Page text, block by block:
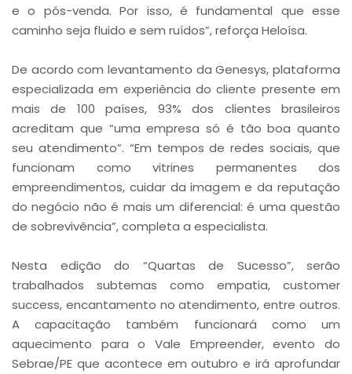
e o pós-venda. Por isso, é fundamental que esse
caminho seja fluido e sem ruídos”, reforça Heloísa.
De acordo com levantamento da Genesys, plataforma
especializada em experiência do cliente presente em
mais de 100 países, 93% dos clientes brasileiros
acreditam que “uma empresa só é tão boa quanto
seu atendimento”. “Em tempos de redes sociais, que
funcionam como vitrines permanentes dos
empreendimentos, cuidar da imagem e da reputação
do negócio não é mais um diferencial: é uma questão
de sobrevivência”, completa a especialista.
Nesta edição do “Quartas de Sucesso”, serão
trabalhados subtemas como empatia, customer
success, encantamento no atendimento, entre outros.
A capacitação também funcionará como um
aquecimento para o Vale Empreender, evento do
Sebrae/PE que acontece em outubro e irá aprofundar